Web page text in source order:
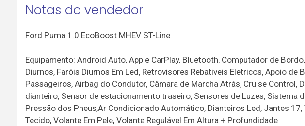
Notas do vendedor
Ford Puma 1.0 EcoBoost MHEV ST-Line
Equipamento: Android Auto, Apple CarPlay, Bluetooth, Computador de
Diurnos, Faróis Diurnos Em Led, Retrovisores Rebativeis Eletricos, Apoio de
Passageiros, Airbag do Condutor, Câmara de Marcha Atrás, Cruise
dianteiro, Sensor de estacionamento traseiro, Sensores de Luzes, Sistema
Pressão dos Pneus,Ar Condicionado Automático, Dianteiros Led, Jantes
Tecido, Volante Em Pele, Volante Regulável Em Altura + Profundidade